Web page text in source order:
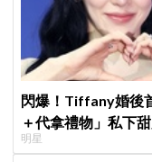
閃爆！Tiffany婚後
＋代拿禮物」私下
明星